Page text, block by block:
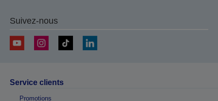
Suivez-nous
Service clients
Promotions